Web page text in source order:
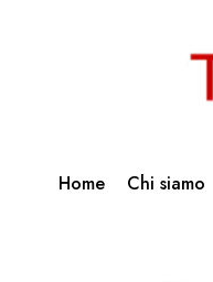
Home Chi siamo